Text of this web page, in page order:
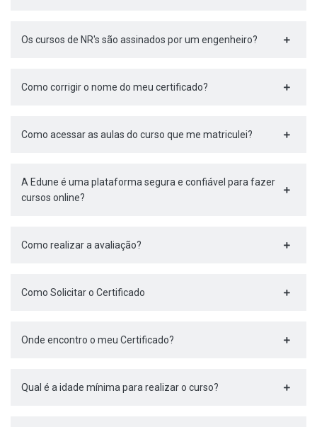
Os cursos de NR's são assinados por um engenheiro?
Como corrigir o nome do meu certificado?
Como acessar as aulas do curso que me matriculei?
A Edune é uma plataforma segura e confiável para fazer
cursos online?
Como realizar a avaliação?
Como Solicitar o Certificado
Onde encontro o meu Certificado?
Qual é a idade mínima para realizar o curso?